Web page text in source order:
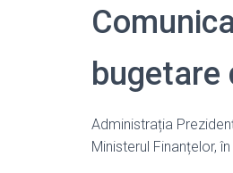
bugetare
Administrația
Ministerul Finanțelor,